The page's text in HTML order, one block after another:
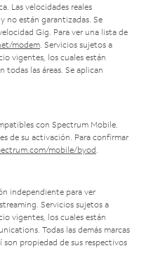
Las velocidades reales
no están garantizadas. Se
Gig. Para ver una lista de
modem . Servicios sujetos a
vigentes, los cuales están
todas las áreas. Se aplican
con Spectrum Mobile.
de su activación. Para confirmar
mobile/byod
independiente para ver
Servicios sujetos a
vigentes, los cuales están
Todas las demás marcas
propiedad de sus respectivos